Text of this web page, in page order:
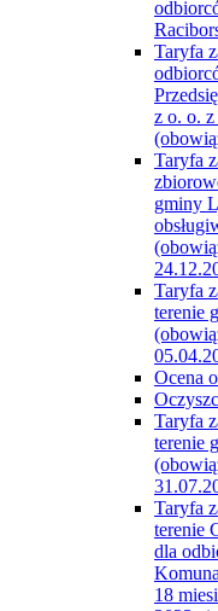
Taryfa
z o. o.
Taryfa
gminy
Taryfa
terenie
Ocena
Taryfa
terenie
Taryfa
terenie
dla
18